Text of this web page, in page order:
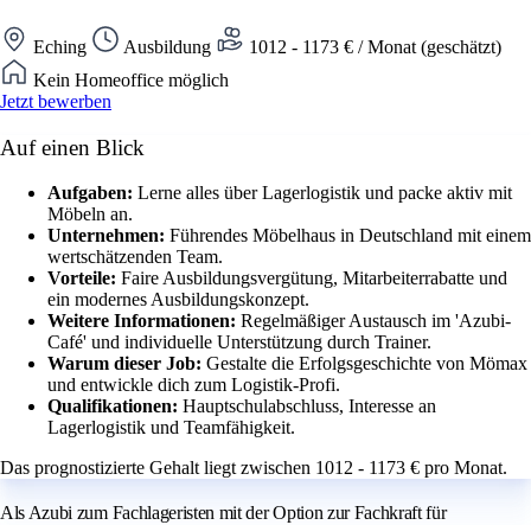
Eching Ausbildung
1012 - 1173 € / Monat (geschätzt)
Kein Homeoffice möglich
Jetzt bewerben
Auf einen Blick
Aufgaben: Lerne alles über Lagerlogistik und packe aktiv mit
Möbeln an.
Unternehmen: Führendes Möbelhaus in Deutschland mit einem
wertschätzenden Team.
Vorteile: Faire Ausbildungsvergütung, Mitarbeiterrabatte und
ein modernes Ausbildungskonzept.
Weitere Informationen: Regelmäßiger Austausch im 'Azubi-
Café' und individuelle Unterstützung durch Trainer.
Warum dieser Job: Gestalte die Erfolgsgeschichte von Mömax
und entwickle dich zum Logistik-Profi.
Qualifikationen: Hauptschulabschluss, Interesse an
Lagerlogistik und Teamfähigkeit.
Das prognostizierte Gehalt liegt zwischen 1012 - 1173 € pro Monat.
Als Azubi zum Fachlageristen mit der Option zur Fachkraft für